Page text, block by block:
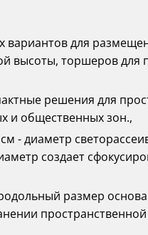
вариантов для
высоты, торшеров для
решения для
и общественных зон.,
- диаметр
создает
размер